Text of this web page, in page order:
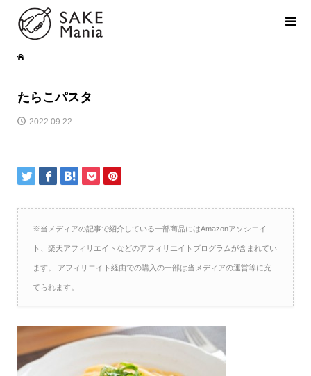
たらこパスタ
2022.09.22
※当メディアの記事で紹介している一部商品にはAmazonアソシエイ
ト、楽天アフィリエイトなどのアフィリエイトプログラムが含まれてい
ます。 アフィリエイト経由での購入の一部は当メディアの運営等に充
てられます。